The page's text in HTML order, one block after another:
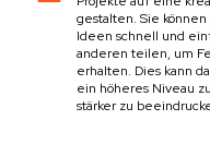
gestalten. Sie
Ideen schnell und
anderen teilen, um
erhalten. Dies kann
ein höheres Niveau
stärker zu